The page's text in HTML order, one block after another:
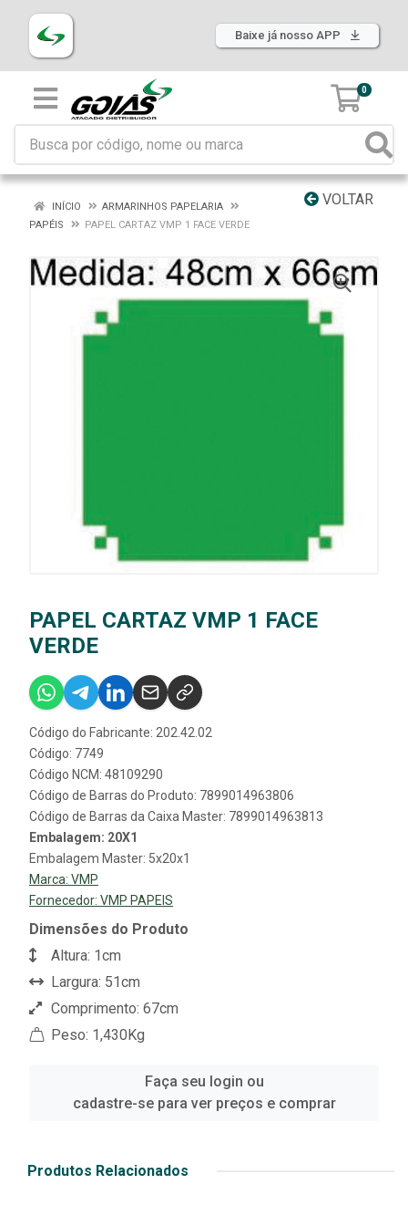
Baixe já nosso APP
0
VOLTAR
INÍCIO
ARMARINHOS PAPELARIA
PAPÉIS
PAPEL CARTAZ VMP 1 FACE VERDE
PAPEL CARTAZ VMP 1 FACE
VERDE
Código do Fabricante: 202.42.02
Código: 7749
Código NCM: 48109290
Código de Barras do Produto: 7899014963806
Código de Barras da Caixa Master: 7899014963813
Embalagem: 20X1
Embalagem Master: 5x20x1
Marca: VMP
Fornecedor: VMP PAPEIS
Dimensões do Produto
Altura: 1cm
Largura: 51cm
Comprimento: 67cm
Peso: 1,430Kg
Faça seu login ou
cadastre-se para ver preços e comprar
Produtos Relacionados